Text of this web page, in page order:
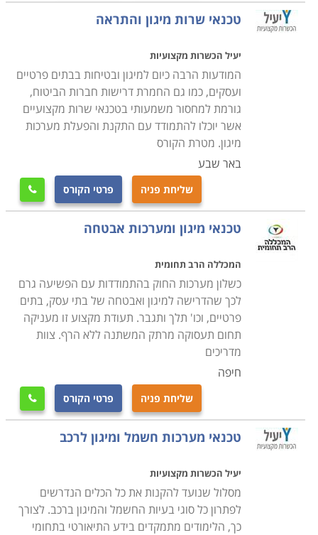
בחלקם קיים אף מערך השמה אשר מסייע לתלמידים למצוא
משרה מתאימה לאחר שהם מסיימים את כל מטלות הקורס,
שכן, אחד הדברים החשובים הוא להתחיל לעבוד מיד עם
קבלת התעודה, ליישם את כל מה שנלמד ולקבל ניסיון
מקצועי בתחום.
קורס מיגון ואבטחה נלמד במסגרת תכנית לימודים גמישה,
כאשר חשוב לוודא מראש כי מדובר במוסד לימודים אמין
ומקצועי וכי התעודה המתקבלת בסיום הקורס הינה מוכרת
בחברות המובילות בתחום, שכן מדובר בהשקעה של זמן
טכנאי שרות מיגון והתראה
יעיל הכשרות מקצועיות
המודעות הרבה כיום למיגון ובטיחות בבתים פרטיים
ועסקים, כמו גם החמרת דרישות חברות הביטוח,
גורמת למחסור משמעותי בטכנאי שרות מקצועיים
אשר יוכלו להתמודד עם התקנת והפעלת מערכות
מיגון. מטרת הקורס
באר שבע
שליחת פניה פרטי הקורס 
טכנאי מיגון ומערכות אבטחה
המכללה הרב תחומית
כשלון מערכות החוק בהתמודדות עם הפשיעה גרם
לכך שהדרישה למיגון ואבטחה של בתי עסק, בתים
פרטיים, וכו' תלך ותגבר. תעודת מקצוע זו מעניקה
תחום תעסוקה מרתק המשתנה ללא הרף. צוות
מדריכים
חיפה
שליחת פניה פרטי הקורס 
טכנאי מערכות חשמל ומיגון לרכב
יעיל הכשרות מקצועיות
מסלול שנועד להקנות את כל הכלים הנדרשים
לפתרון כל סוגי בעיות החשמל והמיגון ברכב. לצורך
כך, הלימודים מתמקדים בידע התיאורטי בתחומי